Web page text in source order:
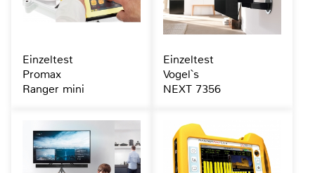
Einzeltest
Promax
Ranger mini
Einzeltest
Vogel`s
NEXT 7356